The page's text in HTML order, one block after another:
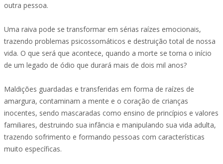
outra pessoa.
Uma raiva pode se transformar em sérias raízes emocionais,
trazendo problemas psicossomáticos e destruição total de nossa
vida. O que será que acontece, quando a morte se torna o início
de um legado de ódio que durará mais de dois mil anos?
Maldições guardadas e transferidas em forma de raízes de
amargura, contaminam a mente e o coração de crianças
inocentes, sendo mascaradas como ensino de princípios e valores
familiares, destruindo sua infância e manipulando sua vida adulta,
trazendo sofrimento e formando pessoas com características
muito específicas.